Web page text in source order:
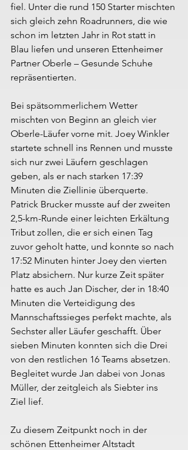
fiel. Unter die rund 150 Starter mischten
sich gleich zehn Roadrunners, die wie
schon im letzten Jahr in Rot statt in
Blau liefen und unseren Ettenheimer
Partner Oberle – Gesunde Schuhe
repräsentierten.
Bei spätsommerlichem Wetter
mischten von Beginn an gleich vier
Oberle-Läufer vorne mit. Joey Winkler
startete schnell ins Rennen und musste
sich nur zwei Läufern geschlagen
geben, als er nach starken 17:39
Minuten die Ziellinie überquerte.
Patrick Brucker musste auf der zweiten
2,5-km-Runde einer leichten Erkältung
Tribut zollen, die er sich einen Tag
zuvor geholt hatte, und konnte so nach
17:52 Minuten hinter Joey den vierten
Platz absichern. Nur kurze Zeit später
hatte es auch Jan Discher, der in 18:40
Minuten die Verteidigung des
Mannschaftssieges perfekt machte, als
Sechster aller Läufer geschafft. Über
sieben Minuten konnten sich die Drei
von den restlichen 16 Teams absetzen.
Begleitet wurde Jan dabei von Jonas
Müller, der zeitgleich als Siebter ins
Ziel lief.
Zu diesem Zeitpunkt noch in der
schönen Ettenheimer Altstadt